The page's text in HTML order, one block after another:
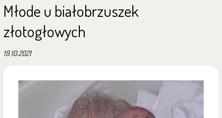
Młode u białobrzuszek
złotogłowych
19.10.2021